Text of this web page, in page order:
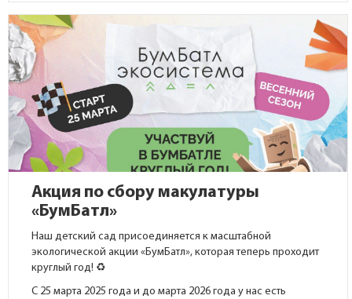
Акция по сбору макулатуры
«БумБатл»
Наш детский сад присоединяется к масштабной
экологической акции «БумБатл», которая теперь проходит
круглый год! ♻️
С 25 марта 2025 года и до марта 2026 года у нас есть